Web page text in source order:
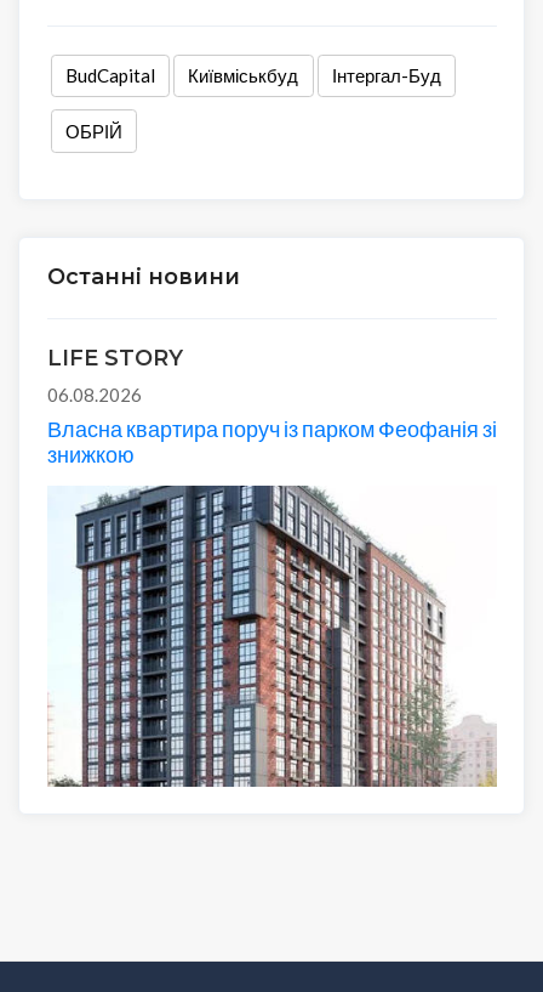
BudCapital Київміськбуд Інтергал-Буд
ОБРІЙ
Останні новини
LIFE STORY
06.08.2026
Власна квартира поруч із парком Феофанія зі
знижкою